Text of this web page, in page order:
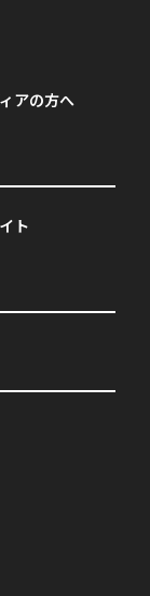
アの方へ
ト